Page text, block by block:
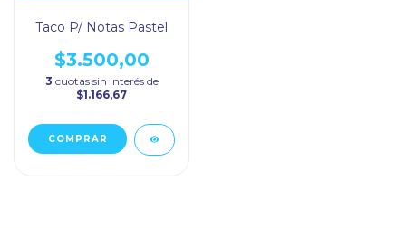
Taco P/ Notas Pastel
$3.500,00
3 cuotas sin interés de
$1.166,67